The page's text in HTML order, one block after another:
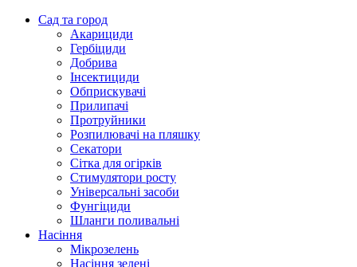
Сад та город
Акарициди
Гербіциди
Добрива
Інсектициди
Обприскувачі
Прилипачі
Протруйники
Розпилювачі на пляшку
Секатори
Сітка для огірків
Стимулятори росту
Універсальні засоби
Фунгіциди
Шланги поливальні
Насіння
Мікрозелень
Насіння зелені